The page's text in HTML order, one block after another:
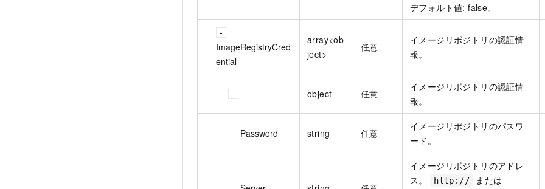
デフォルト値: false。
ImageRegistryCred
ential
array<ob
ject>
任意
イメージリポジトリの認証情
報。
object 任意
イメージリポジトリの認証情
報。
Password string 任意
イメージリポジトリのパスワ
ード。
イメージリポジトリのアドレ
ス。
http://
または